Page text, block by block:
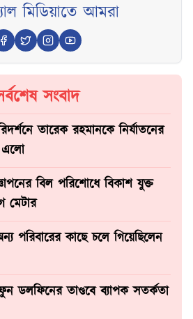
মিডিয়াতে আমরা
সংবাদ
তারেক রহমানকে নির্যাতনের
এলো
বিল পরিশোধে বিকাশ যুক্ত
মেটার
পরিবারের কাছে চলে গিয়েছিলেন
ডলফিনের তাণ্ডবে ব্যাপক সতর্কতা